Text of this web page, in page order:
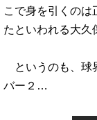
こで身を引くのは
たといわれる大久
というのも、球
バー２…